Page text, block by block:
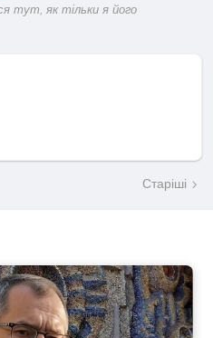
тут, як тільки я його
Старіші